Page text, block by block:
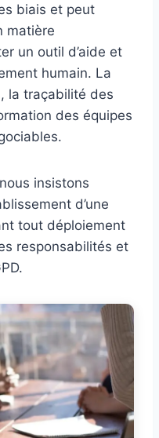
biais et peut
matière
un outil d’aide et
humain. La
la traçabilité des
des équipes
insistons
d’une
tout déploiement
responsabilités et